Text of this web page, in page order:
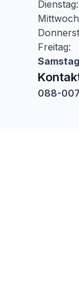
Dienstag:
Mittwoch
Freitag:
Samstag
088-